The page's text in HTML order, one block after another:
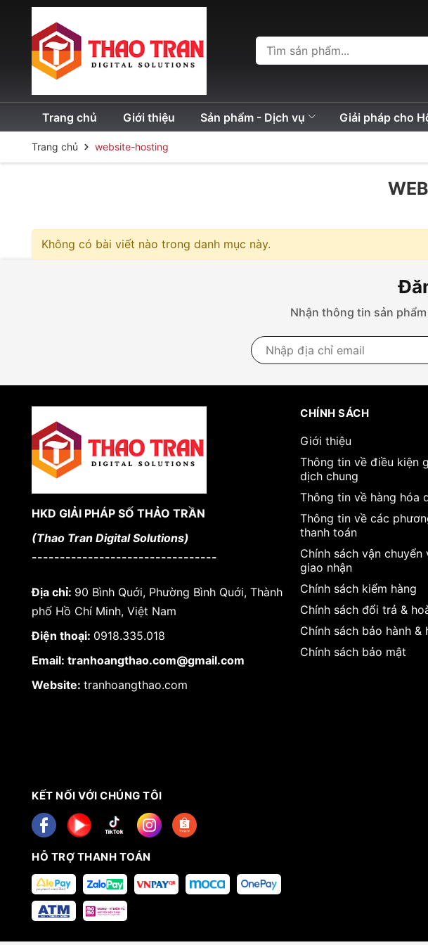
Trang chủ Giới thiệu Sản phẩm - Dịch vụ Giải pháp cho
Trang chủ website-hosting
Không có bài viết nào trong danh mục này.
Nhận thông tin sản
HKD GIẢI PHÁP SỐ THẢO TRẦN
(Thao Tran Digital Solutions)
---------------------------------
Địa chỉ: 90 Bình Quới, Phường Bình Quới, Thành
phố Hồ Chí Minh, Việt Nam
Điện thoại: 0918.335.018
Email: tranhoangthao.com@gmail.com
Website: tranhoangthao.com
CHÍNH SÁCH
Giới thiệu
Thông tin về điều kiện
dịch chung
Thông tin về hàng hóa
Thông tin về các
thanh toán
Chính sách vận chuyển
giao nhận
Chính sách kiểm hàng
Chính sách đổi trả &
Chính sách bảo hành &
Chính sách bảo mật
KẾT NỐI VỚI CHÚNG TÔI
HỖ TRỢ THANH TOÁN